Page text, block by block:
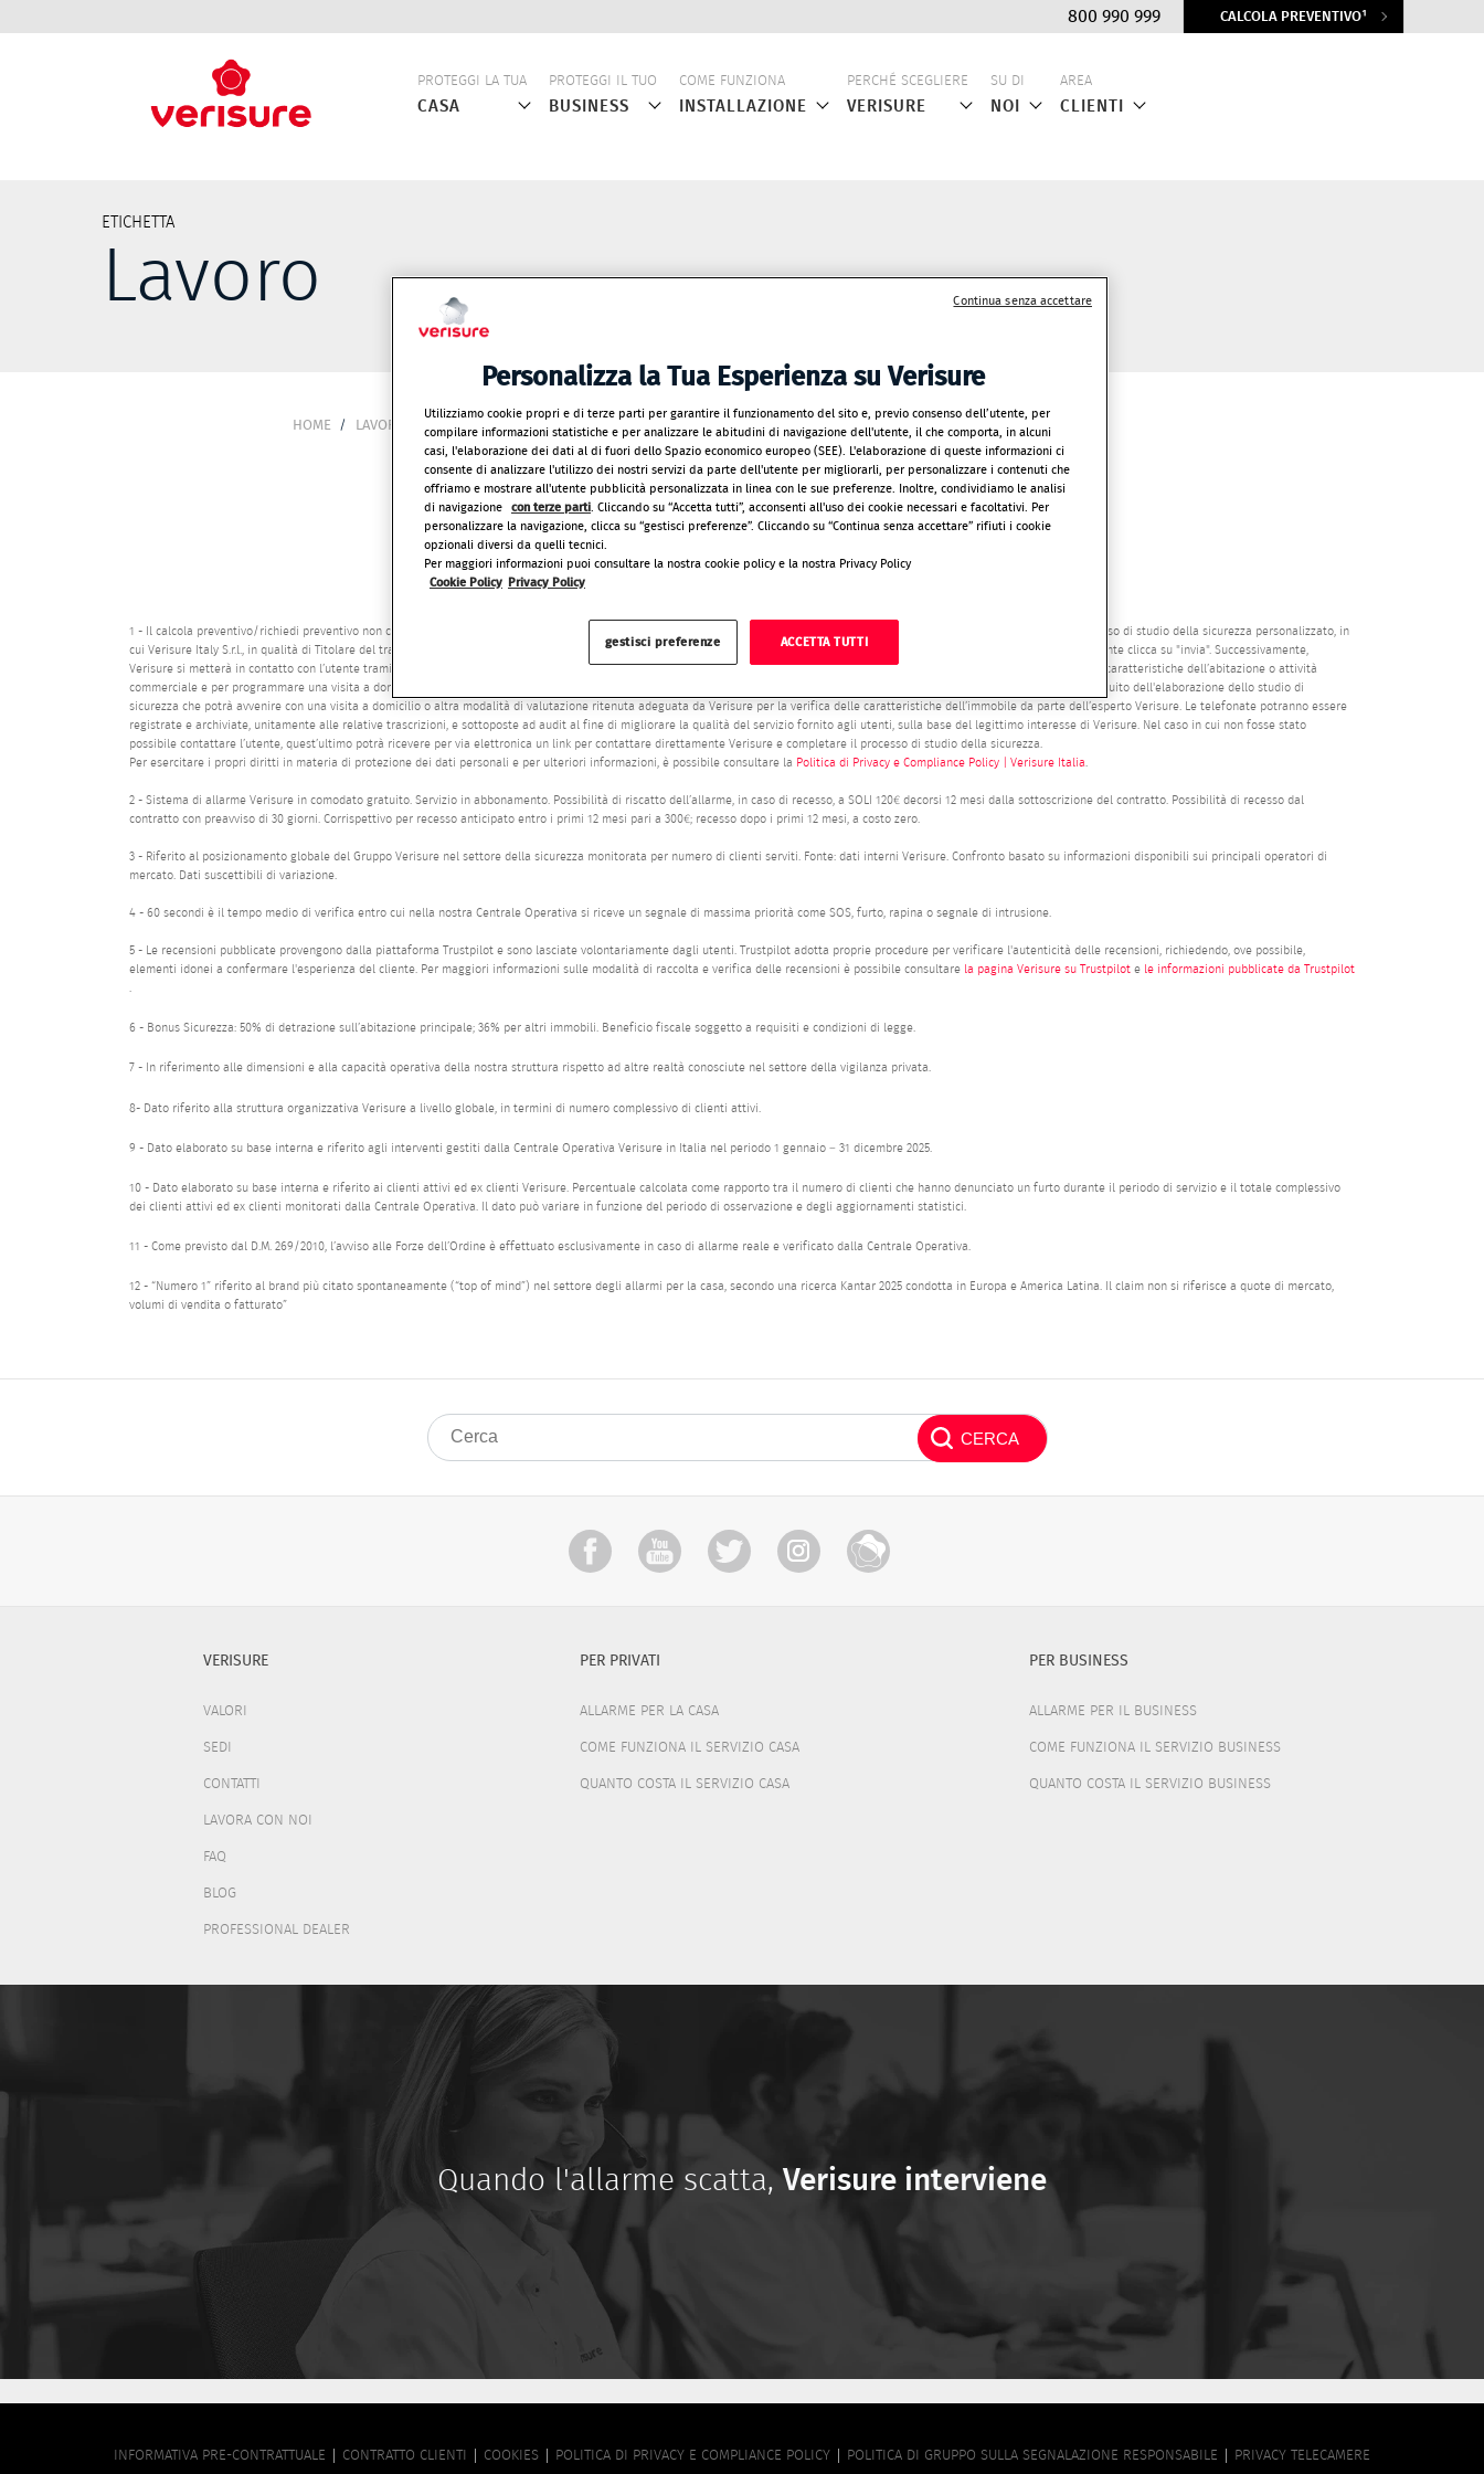
Top
menu
800 990 999 CALCOLA PREVENTIVO¹
principale
CASA
PROTEGGI LA TUA
BUSINESS
PROTEGGI IL TUO
INSTALLAZIONE
COME FUNZIONA
VERISURE
PERCHÉ SCEGLIERE
NOI
SU DI
CLIENTI
AREA
ETICHETTA
Lavoro
BRICIOLE
HOME LAVORO
1 - Il calcola preventivo/richiedi preventivo non comporta la ricezione di un preventivo online né la formulazione di un’offerta economica a distanza, ma avvia esclusivamente il processo di studio della sicurezza personalizzato, in
cui Verisure Italy S.r.l., in qualità di Titolare del trattamento, raccoglierà online le informazioni relative alle esigenze di sicurezza dell'utente in circa un minuto dal momento in cui l’utente clicca su "invia". Successivamente,
Verisure si metterà in contatto con l’utente tramite canali di messaggistica istantanea (ad esempio WhatsApp) o tramite telefonata al fine di confermare le informazioni relative alle caratteristiche dell’abitazione o attività
commerciale e per programmare una visita a domicilio per l’effettuazione di uno studio di sicurezza; il preventivo potrà essere elaborato e comunicato all’utente esclusivamente a seguito dell'elaborazione dello studio di
sicurezza che potrà avvenire con una visita a domicilio o altra modalità di valutazione ritenuta adeguata da Verisure per la verifica delle caratteristiche dell’immobile da parte dell’esperto Verisure. Le telefonate potranno essere
registrate e archiviate, unitamente alle relative trascrizioni, e sottoposte ad audit al fine di migliorare la qualità del servizio fornito agli utenti, sulla base del legittimo interesse di Verisure. Nel caso in cui non fosse stato
possibile contattare l’utente, quest’ultimo potrà ricevere per via elettronica un link per contattare direttamente Verisure e completare il processo di studio della sicurezza.
Per esercitare i propri diritti in materia di protezione dei dati personali e per ulteriori informazioni, è possibile consultare la Politica di Privacy e Compliance Policy | Verisure Italia
2 - Sistema di allarme Verisure in comodato gratuito. Servizio in abbonamento. Possibilità di riscatto dell’allarme, in caso di recesso, a SOLI 120€ decorsi 12 mesi dalla sottoscrizione del contratto. Possibilità di recesso dal
contratto con preavviso di 30 giorni. Corrispettivo per recesso anticipato entro i primi 12 mesi pari a 300€; recesso dopo i primi 12 mesi, a costo zero.
3 - Riferito al posizionamento globale del Gruppo Verisure nel settore della sicurezza monitorata per numero di clienti serviti. Fonte: dati interni Verisure. Confronto basato su informazioni disponibili sui principali operatori di
mercato. Dati suscettibili di variazione.
4 - 60 secondi è il tempo medio di verifica entro cui nella nostra Centrale Operativa si riceve un segnale di massima priorità come SOS, furto, rapina o segnale di intrusione.
5 - Le recensioni pubblicate provengono dalla piattaforma Trustpilot e sono lasciate volontariamente dagli utenti. Trustpilot adotta proprie procedure per verificare l'autenticità delle recensioni, richiedendo, ove possibile,
elementi idonei a confermare l'esperienza del cliente. Per maggiori informazioni sulle modalità di raccolta e verifica delle recensioni è possibile consultare la pagina Verisure su Trustpilot e le informazioni pubblicate da Trustpilot
6 - Bonus Sicurezza: 50% di detrazione sull’abitazione principale; 36% per altri immobili. Beneficio fiscale soggetto a requisiti e condizioni di legge.
7 - In riferimento alle dimensioni e alla capacità operativa della nostra struttura rispetto ad altre realtà conosciute nel settore della vigilanza privata.
8- Dato riferito alla struttura organizzativa Verisure a livello globale, in termini di numero complessivo di clienti attivi.
9 - Dato elaborato su base interna e riferito agli interventi gestiti dalla Centrale Operativa Verisure in Italia nel periodo 1 gennaio – 31 dicembre 2025.
10 - Dato elaborato su base interna e riferito ai clienti attivi ed ex clienti Verisure. Percentuale calcolata come rapporto tra il numero di clienti che hanno denunciato un furto durante il periodo di servizio e il totale complessivo
dei clienti attivi ed ex clienti monitorati dalla Centrale Operativa. Il dato può variare in funzione del periodo di osservazione e degli aggiornamenti statistici.
11 - Come previsto dal D.M. 269/2010, l’avviso alle Forze dell’Ordine è effettuato esclusivamente in caso di allarme reale e verificato dalla Centrale Operativa.
12 - “Numero 1” riferito al brand più citato spontaneamente (“top of mind”) nel settore degli allarmi per la casa, secondo una ricerca Kantar 2025 condotta in Europa e America Latina. Il claim non si riferisce a quote di mercato,
volumi di vendita o fatturato”
VERISURE
VALORI
SEDI
CONTATTI
LAVORA CON NOI
FAQ
BLOG
PROFESSIONAL DEALER
PER PRIVATI
ALLARME PER LA CASA
COME FUNZIONA IL SERVIZIO CASA
QUANTO COSTA IL SERVIZIO CASA
PER BUSINESS
ALLARME PER IL BUSINESS
COME FUNZIONA IL SERVIZIO BUSINESS
QUANTO COSTA IL SERVIZIO BUSINESS
Quando l'allarme scatta,Verisure interviene
INFORMATIVA PRE-CONTRATTUALE CONTRATTO CLIENTI COOKIES POLITICA DI PRIVACY E COMPLIANCE POLICY POLITICA DI GRUPPO SULLA SEGNALAZIONE RESPONSABILE PRIVACY TELECAMERE
Personalizza la Tua Esperienza su Verisure
Utilizziamo cookie propri e di terze parti per garantire il funzionamento del sito e, previo consenso dell’utente, per
compilare informazioni statistiche e per analizzare le abitudini di navigazione dell'utente, il che comporta, in alcuni
casi, l'elaborazione dei dati al di fuori dello Spazio economico europeo (SEE). L'elaborazione di queste informazioni ci
consente di analizzare l'utilizzo dei nostri servizi da parte dell'utente per migliorarli, per personalizzare i contenuti che
offriamo e mostrare all'utente pubblicità personalizzata in linea con le sue preferenze. Inoltre, condividiamo le analisi
di navigazione
con terze parti . Cliccando su “Accetta tutti”, acconsenti all'uso dei cookie necessari e facoltativi. Per
personalizzare la navigazione, clicca su “gestisci preferenze”. Cliccando su “Continua senza accettare” rifiuti i cookie
opzionali diversi da quelli tecnici.
Per maggiori informazioni puoi consultare la nostra cookie policy e la nostra Privacy Policy
Cookie Policy
Privacy Policy
gestisci preferenze ACCETTA TUTTI
Continua senza accettare